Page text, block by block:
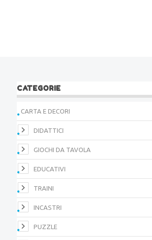
CATEGORIE
CARTA E DECORI
DIDATTICI
GIOCHI DA TAVOLA
EDUCATIVI
TRAINI
INCASTRI
PUZZLE